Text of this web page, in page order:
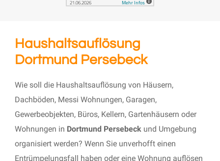
Haushaltsauflösung
Dortmund Persebeck
Wie soll die Haushaltsauflösung von Häusern,
Dachböden, Messi Wohnungen, Garagen,
Gewerbeobjekten, Büros, Kellern, Gartenhäusern oder
Wohnungen in Dortmund Persebeck und Umgebung
organisiert werden? Wenn Sie unverhofft einen
Entrümpelungsfall haben oder eine Wohnung auflösen